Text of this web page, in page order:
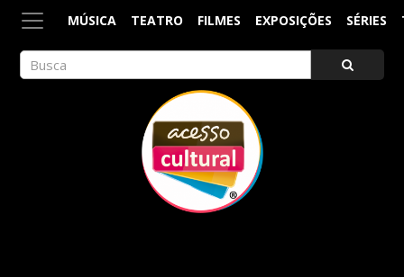
MÚSICA TEATRO FILMES EXPOSIÇÕES SÉRIES